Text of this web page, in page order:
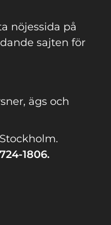
nöjessida på
sajten för
ägs och
1806.